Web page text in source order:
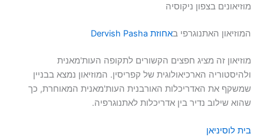
מוזיאונים בצפון ניקוסיה
המוזיאון האתנוגרפי באחוזת Dervish Pasha
מוזיאון זה מציג חפצים הקשורים לתקופה העות'מאנית
ולהיסטוריה הארכיאולוגית של קפריסין. המוזיאון נמצא בבניין
שמשקף את האדריכלות האורבנית העות'מאנית המאוחרת, כך
שהוא שילוב נדיר בין אדריכלות לאתנוגרפיה.
בית לוסיניאן